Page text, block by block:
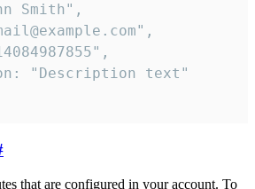
Smith",
"Description text"
that are configured in your account. To